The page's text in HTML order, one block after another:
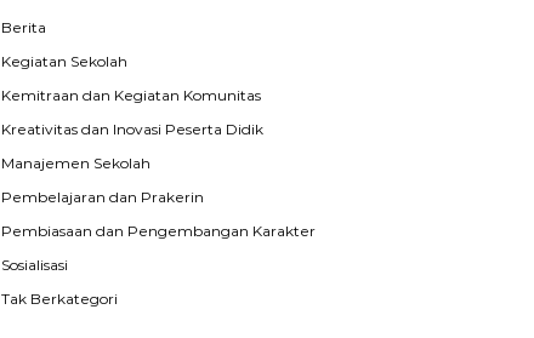
Berita
Kegiatan Sekolah
Kemitraan dan Kegiatan Komunitas
Kreativitas dan Inovasi Peserta Didik
Manajemen Sekolah
Pembelajaran dan Prakerin
Pembiasaan dan Pengembangan Karakter
Sosialisasi
Tak Berkategori